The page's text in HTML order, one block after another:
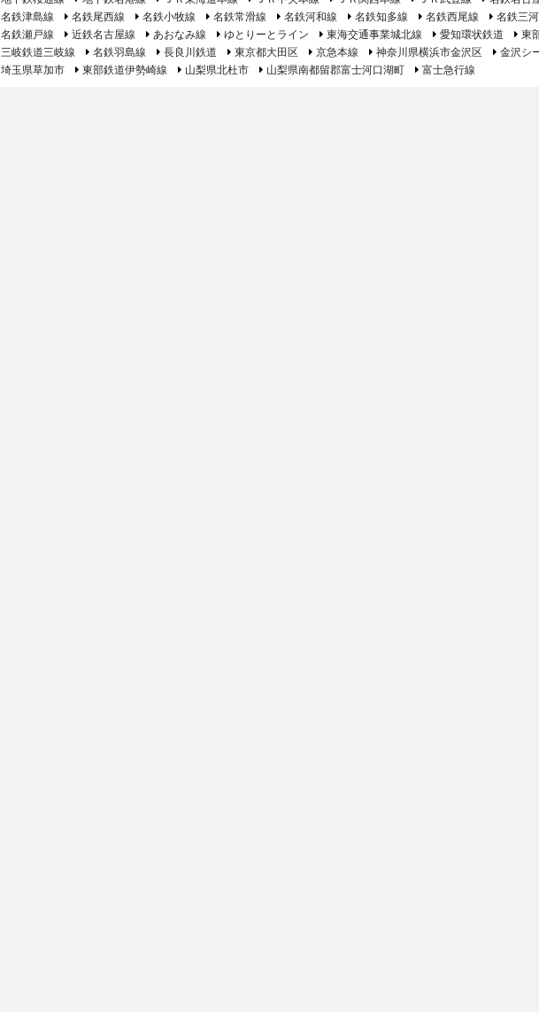
名鉄津島線
名鉄尾西線 名鉄小牧線 名鉄常滑線 名鉄河和線 名鉄知多線 名鉄西尾線 名鉄三
名鉄瀬戸線
近鉄名古屋線 あおなみ線 ゆとりーとライン 東海交通事業城北線 愛知環状鉄道
東
三岐鉄道三岐線
名鉄羽島線 長良川鉄道 東京都大田区 京急本線 神奈川県横浜市金沢区
金沢シ
埼玉県草加市
東部鉄道伊勢崎線 山梨県北杜市 山梨県南都留郡富士河口湖町 富士急行線